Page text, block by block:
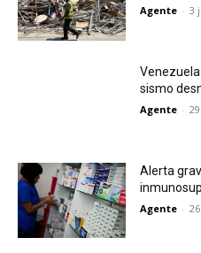
Agente - 3
sismo
Agente -
Alerta
Agente -